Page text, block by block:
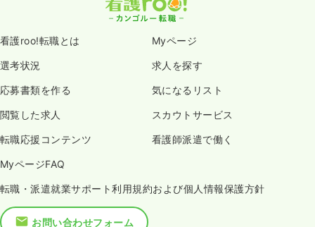
看護roo!転職とは Myページ
選考状況 求人を探す
応募書類を作る 気になるリスト
閲覧した求人 スカウトサービス
転職応援コンテンツ 看護師派遣で働く
MyページFAQ
転職・派遣就業サポート利用規約および個人情報保護方針
お問い合わせフォーム